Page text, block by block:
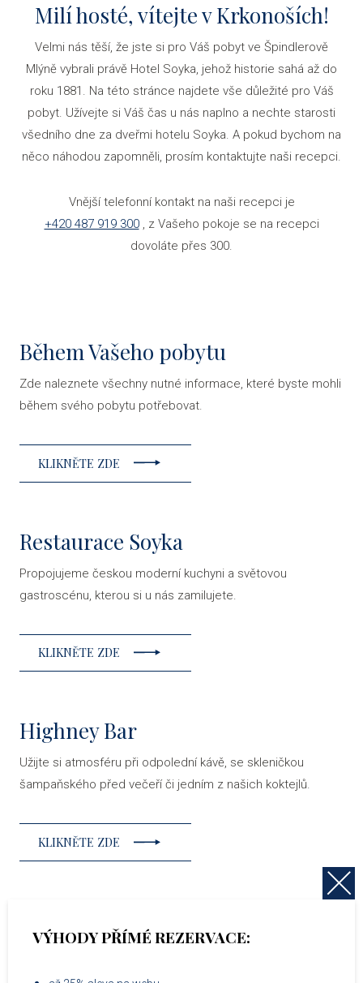
Milí hosté, vítejte v Krkonoších!
Velmi nás těší, že jste si pro Váš pobyt ve Špindlerově
Mlýně vybrali právě Hotel Soyka, jehož historie sahá až do
roku 1881. Na této stránce najdete vše důležité pro Váš
pobyt. Užívejte si Váš čas u nás naplno a nechte starosti
všedního dne za dveřmi hotelu Soyka. A pokud bychom na
něco náhodou zapomněli, prosím kontaktujte naši recepci.
Vnější telefonní kontakt na naši recepci je
+420 487 919 300, z Vašeho pokoje se na recepci
dovoláte přes 300.
Během Vašeho pobytu
Zde naleznete všechny nutné informace, které byste mohli
během svého pobytu potřebovat.
KLIKNĚTE ZDE
Restaurace Soyka
Propojujeme českou moderní kuchyni a světovou
gastroscénu, kterou si u nás zamilujete.
KLIKNĚTE ZDE
Highney Bar
Užijte si atmosféru při odpolední kávě, se skleničkou
šampaňského před večeří či jedním z našich koktejlů.
KLIKNĚTE ZDE
VÝHODY PŘÍMÉ REZERVACE: